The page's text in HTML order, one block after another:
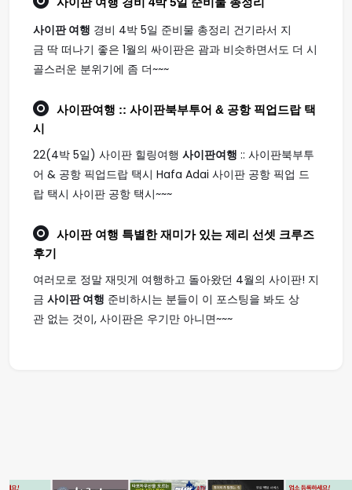
사이판 여행 경비 4박 5일 준비물 총정리 건기라서 지
금 딱 떠나기 좋은 1월의 싸이판은 괌과 비슷하면서도 더 시
골스러운 분위기에 좀 더~~~
사이판여행 :: 사이판북부투어 & 공항 픽업드랍 택
시
22(4박 5일) 사이판 힐링여행 사이판여행 :: 사이판북부투
어 & 공항 픽업드랍 택시 Hafa Adai 사이판 공항 픽업 드
랍 택시 사이판 공항 택시~~~
사이판 여행 특별한 재미가 있는 제리 선셋 크루즈
후기
여러모로 정말 재밋게 여행하고 돌아왔던 4월의 사이판! 지
금 사이판 여행 준비하시는 분들이 이 포스팅을 봐도 상
관 없는 것이, 사이판은 우기만 아니면~~~